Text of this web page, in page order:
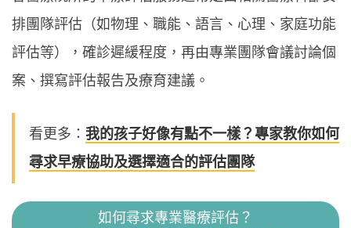
排團隊評估（如物理、職能、語言、心理、家庭功能
評估等），確診遲緩程度，再由專業團隊會議討論個
案、撰寫評估報告及療育建議。
看更多： 我的孩子好像有點不一樣？專家教你如何
尋求早療協助及選擇適合的評估團隊
如何尋求專業醫療評估？